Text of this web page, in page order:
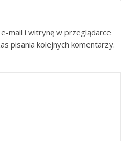
mail i witrynę w przeglądarce
pisania kolejnych komentarzy.